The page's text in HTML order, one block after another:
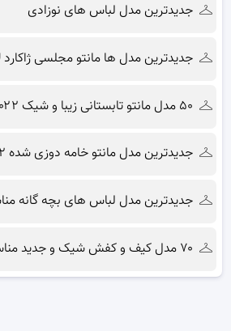
جدیدترین مدل لباس های نوزادی
جدیدترین مدل ها مانتو مجلسی ژاکارد
۵۰ مدل مانتو تابستانی زیبا و شیک ۲۰۲۲
جدیدترین مدل مانتو خامه دوزی شده ۲۰۲۲ برای نوروز
جدیدترین مدل لباس های بچه گانه مناسب
۷۰ مدل کیف و کفش شیک و جدید مناسب عید نوروز ۱۴۰۱